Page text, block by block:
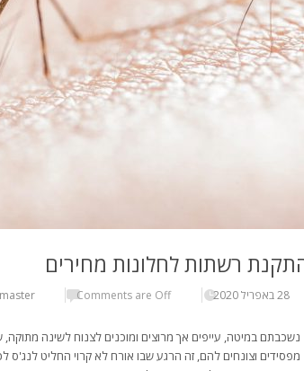
רשתות לחלונות מחירים
28 באפריל 2020 Comments are Off
נשכבתם במיטה, עייפים אך מרוצים ומוכנים לצנוח לשינה
מפסידים וצונחים להם, זה הרגע שבו אורח לא קרוי החליט